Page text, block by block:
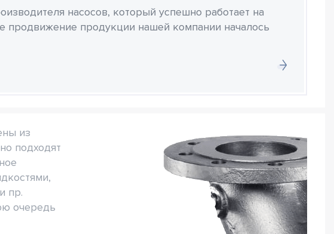
насосов, который успешно работает на
продвижение продукции нашей компании началось
из
подходят
пр.
очередь